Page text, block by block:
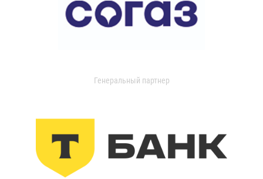
Генеральный партнер